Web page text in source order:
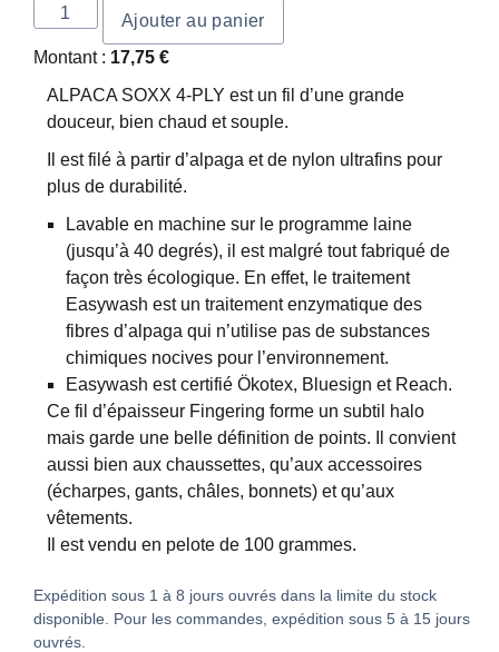
Ajouter au panier
Montant : 17,75 €
ALPACA SOXX 4-PLY est un fil d’une grande
douceur, bien chaud et souple.
Il est filé à partir d’alpaga et de nylon ultrafins pour
plus de durabilité.
Lavable en machine sur le programme laine
(jusqu’à 40 degrés), il est malgré tout fabriqué de
façon très écologique. En effet, le traitement
Easywash est un traitement enzymatique des
fibres d’alpaga qui n’utilise pas de substances
chimiques nocives pour l’environnement.
Easywash est certifié Ökotex, Bluesign et Reach.
Ce fil d’épaisseur Fingering forme un subtil halo
mais garde une belle définition de points. Il convient
aussi bien aux chaussettes, qu’aux accessoires
(écharpes, gants, châles, bonnets) et qu’aux
vêtements.
Il est vendu en pelote de 100 grammes.
Expédition sous 1 à 8 jours ouvrés dans la limite du stock
disponible. Pour les commandes, expédition sous 5 à 15 jours
ouvrés.